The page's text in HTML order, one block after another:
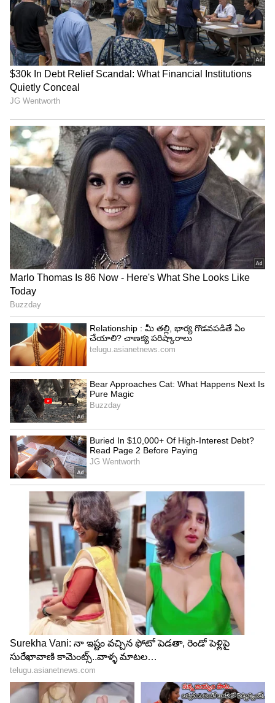
3
4
కర్పూరం
స్నానం చేసేటప్పుడు కర్పూరం వాసన మానసిక ఒత్తిడిని,
ఆందోళనను తగ్గిస్తుంది. ఈ రోజుల్లో చేసే పనిలో ఒత్తిడితో
బాధపడేవారు చాలా మంది ఉన్నారు. వారు స్నానం
చేసేటప్పుడు ఈ కర్పూరాన్ని వినియోగిచడం వల్ల.. ఆ ఒత్తిడి
నుంచి బయటపడే అవకాశం చాలా ఎక్కువగా ఉంటుంది.
స్ట్రెస్ రిలీఫ్ గా అనిపిస్తుంది. అంతేకాదు.. చాలా రకాల
శారీరక సమస్యలను కూడా తగ్గిస్తుంది. తలనొప్పి,
వెన్నునొప్పి కూడా తగ్గుతాయి. కీళ్ల నొప్పులు, పుండ్లతో
బాధపడేవారు తరచూ స్నానం చేస్తే మంచి ఉపశమనం
లభిస్తుంది.
4